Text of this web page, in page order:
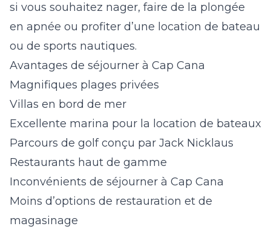
si vous souhaitez nager, faire de la plongée
en apnée ou profiter d’une location de bateau
ou de sports nautiques.
Avantages de séjourner à Cap Cana
Magnifiques plages privées
Villas en bord de mer
Excellente marina pour la location de bateaux
Parcours de golf conçu par Jack Nicklaus
Restaurants haut de gamme
Inconvénients de séjourner à Cap Cana
Moins d’options de restauration et de
magasinage